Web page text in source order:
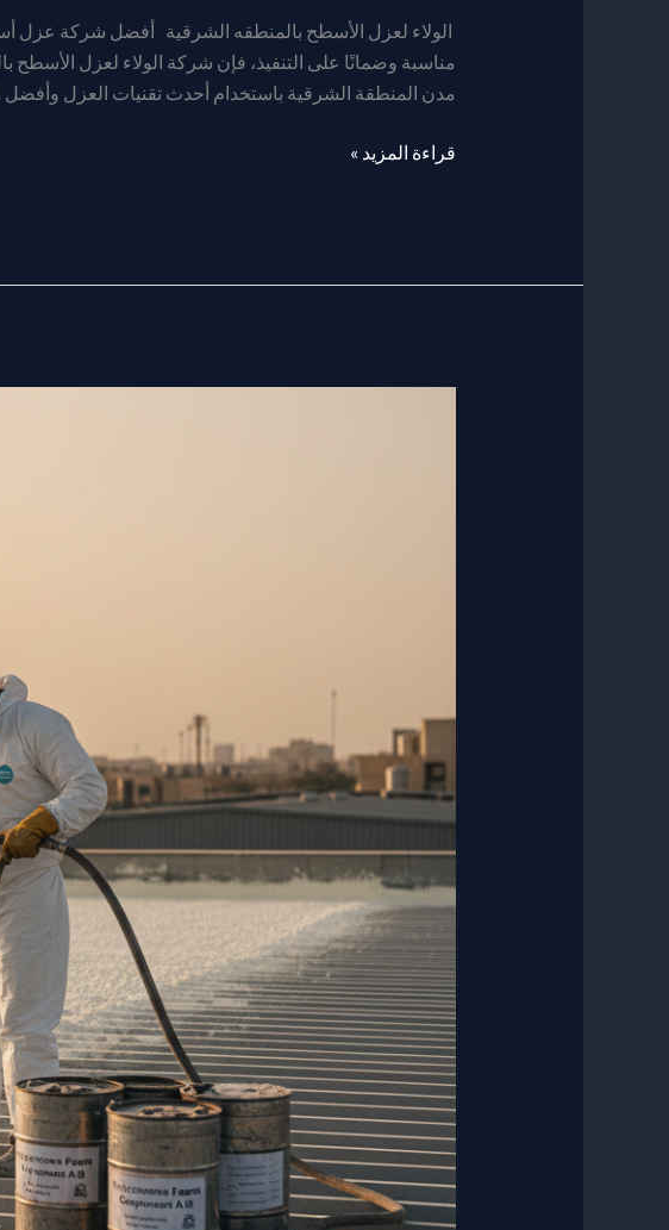
الولاء لعزل الأسطح بالمنطقه الشرقية أفضل شركة عزل
مناسبة وضمانًا على التنفيذ، فإن شركة الولاء لعزل
مدن المنطقة الشرقية باستخدام أحدث تقنيات العزل وأفضل
بالمنطقه
الشرقيه
قراءة المزيد »